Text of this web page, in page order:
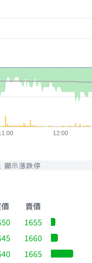
顯示漲跌停
賣價
1655
1660
1665